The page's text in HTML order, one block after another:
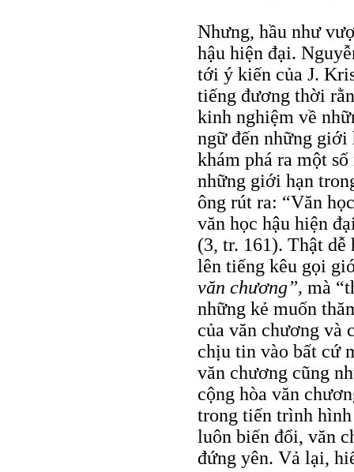
Nhưng, hầu như
hậu hiện đại.
tới ý kiến của J.
tiếng đương thời
kinh nghiệm về
ngữ đến những
khám phá ra một
những giới hạn
ông rút ra: “Văn
văn học hậu hiện
(3, tr. 161). Thật
lên tiếng kêu gọi
văn chương”, mà
những kẻ muốn
của văn chương và
chịu tin vào bất cứ
văn chương cũng
cộng hòa văn
trong tiến trình
luôn biến đổi, văn
đứng yên. Vả lại,